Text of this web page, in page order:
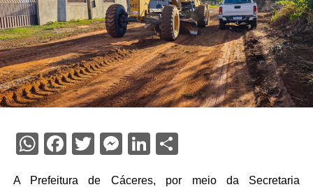
WhatsApp
Facebook
Twitter
Messenger
LinkedIn
Share
A Prefeitura de Cáceres, por meio da Secretaria